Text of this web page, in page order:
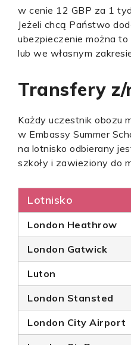
w cenie 12 GBP za 1
Jeżeli chcą Państwo
ubezpieczenie można
lub we własnym
Transfery
Każdy uczestnik obozu
w Embassy Summer
na lotnisko odbierany
szkoły i zawieziony do
Lotnisko
London Heathrow
London Gatwick
Luton
London Stansted
London City Airport